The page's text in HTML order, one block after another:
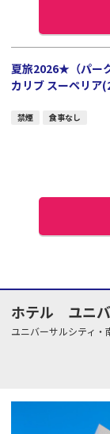
夏旅2026★（パー
カリブ スーペリア
禁煙 食事なし
ホテル ユニ
ユニバーサルシティ・